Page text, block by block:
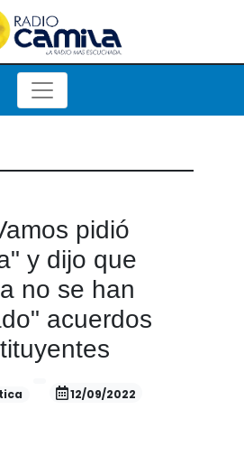
pidió
y dijo que
no se han
acuerdos
12/09/2022